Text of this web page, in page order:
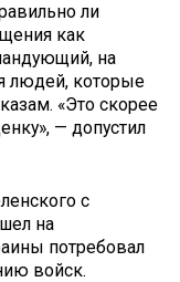
ли
как
на
людей, которые
«Это скорее
— допустил
с
на
потребовал
войск.